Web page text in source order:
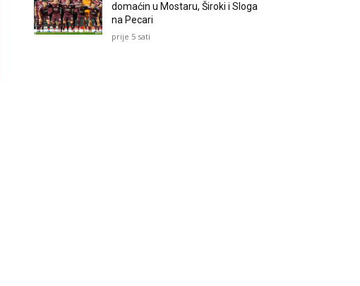
domaćin u Mostaru, Široki i Sloga
na Pecari
prije 5 sati